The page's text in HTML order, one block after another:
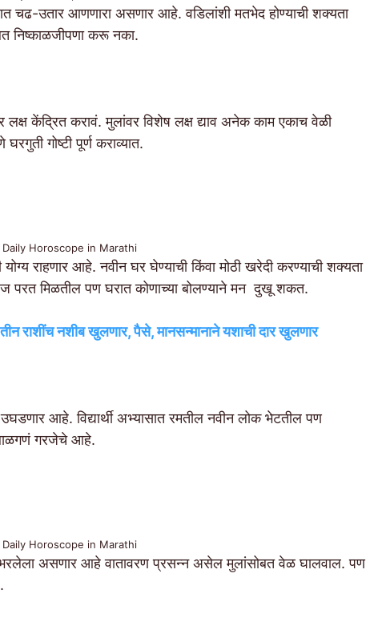
चढ-उतार आणणारा असणार आहे. वडिलांशी मतभेद होण्याची शक्यता
निष्काळजीपणा करू नका.
लक्ष केंद्रित करावं. मुलांवर विशेष लक्ष द्याव अनेक काम एकाच वेळी
गोष्टी पूर्ण कराव्यात.
Daily Horoscope in Marathi
राहणार आहे. नवीन घर घेण्याची किंवा मोठी खरेदी करण्याची शक्यता
मिळतील पण घरात कोणाच्या बोलण्याने मन दुखू शकत.
तीन राशींच नशीब खुलणार, पैसे, मानसन्मानाने यशाची दार खुलणार
आहे. विद्यार्थी अभ्यासात रमतील नवीन लोक भेटतील पण
बाळगणं गरजेचे आहे.
Daily Horoscope in Marathi
असणार आहे वातावरण प्रसन्न असेल मुलांसोबत वेळ घालवाल. पण